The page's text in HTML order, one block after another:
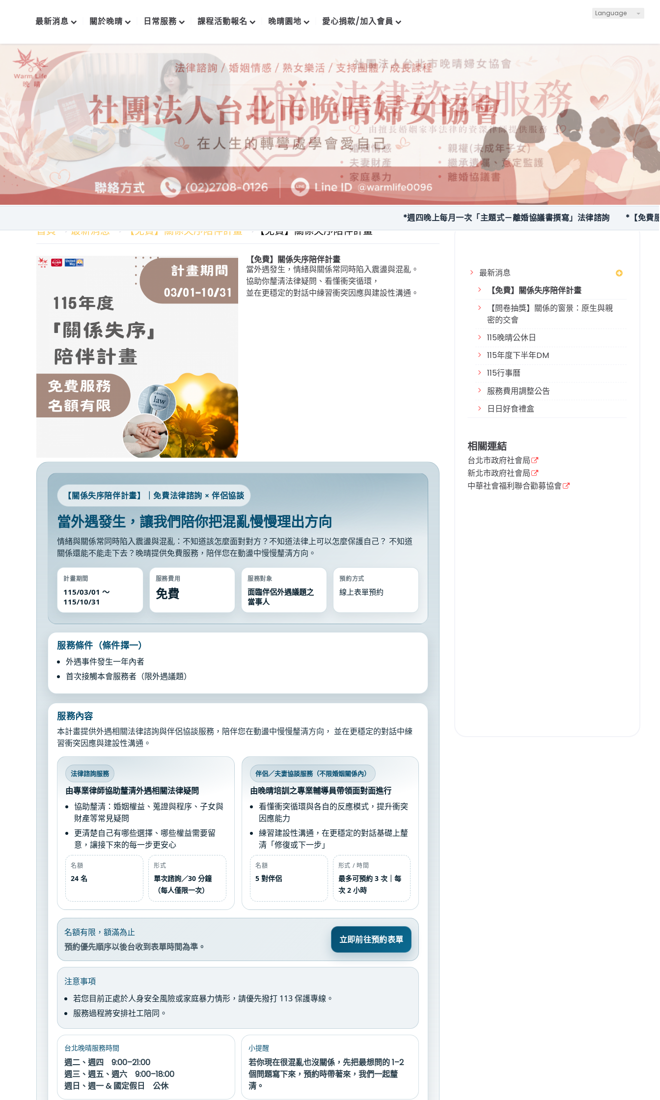
Language
最新消息 關於晚晴 日常服務 課程活動報名 晚晴園地 愛心捐款/加入會員
最新消息
【免費】關係失序陪伴計畫
【問卷抽獎】關係的窗景：原生與親
密的交會
115晚晴公休日
115年度下半年DM
115行事曆
服務費用調整公告
日日好食禮盒
相關連結
台北市政府社會局
新北市政府社會局
中華社會福利聯合勸募協會
*週四晚上每月一次「主題式－離婚協議書撰寫」法律諮詢 *【免費服務】關係
首頁 最新消息 【免費】關係失序陪伴計畫 【免費】關係失序陪伴計畫
【免費】關係失序陪伴計畫
當外遇發生，情緒與關係常同時陷入震盪與混亂。
協助你釐清法律疑問、看懂衝突循環，
並在更穩定的對話中練習衝突因應與建設性溝通。
【關係失序陪伴計畫】｜免費法律諮詢 × 伴侶協談
當外遇發生，讓我們陪你把混亂慢慢理出方向
情緒與關係常同時陷入震盪與混亂：不知道該怎麼面對對方？不知道法律上可以怎麼保護自己？ 不知道
關係還能不能走下去？晚晴提供免費服務，陪伴您在動盪中慢慢釐清方向。
計畫期間
115/03/01 ～
115/10/31
服務費用
免費
服務對象
面臨伴侶外遇議題之
當事人
預約方式
線上表單預約
服務條件（條件擇一）
外遇事件發生一年內者
首次接觸本會服務者（限外遇議題）
服務內容
本計畫提供外遇相關法律諮詢與伴侶協談服務，陪伴您在動盪中慢慢釐清方向， 並在更穩定的對話中練
習衝突因應與建設性溝通。
法律諮詢服務
由專業律師協助釐清外遇相關法律疑問
協助釐清：婚姻權益、蒐證與程序、子女與
財產等常見疑問
更清楚自己有哪些選擇、哪些權益需要留
意，讓接下來的每一步更安心
名額
24 名
形式
單次諮詢／30 分鐘
（每人僅限一次）
伴侶／夫妻協談服務（不限婚姻關係內）
由晚晴培訓之專業輔導員帶領面對面進行
看懂衝突循環與各自的反應模式，提升衝突
因應能力
練習建設性溝通，在更穩定的對話基礎上釐
清「修復或下一步」
名額
5 對伴侶
形式 / 時間
最多可預約 3 次｜每
次 2 小時
名額有限，額滿為止
預約優先順序以後台收到表單時間為準。
立即前往預約表單
注意事項
若您目前正處於人身安全風險或家庭暴力情形，請優先撥打 113 保護專線 。
服務過程將安排社工陪同。
台北晚晴服務時間
週二、週四 9:00–21:00
週三、週五、週六 9:00–18:00
週日、週一 & 國定假日 公休
小提醒
若你現在很混亂也沒關係，先把最想問的 1–2
個問題寫下來，預約時帶著來，我們一起釐
清。